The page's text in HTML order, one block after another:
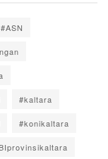
#ASN
#kaltara
#konikaltara